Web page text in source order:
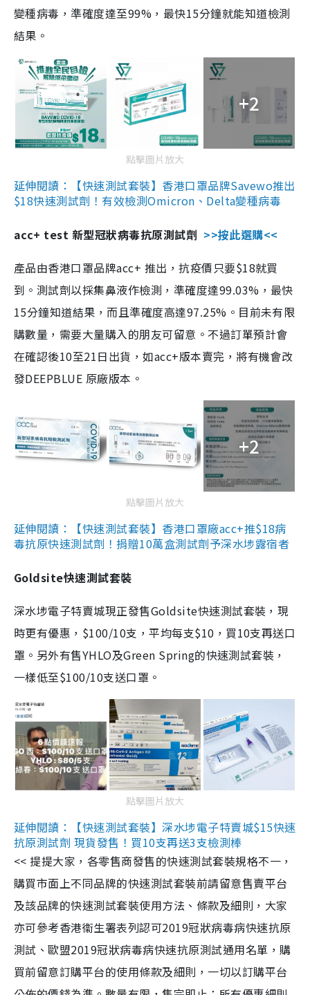
變種病毒，準確度達至99%，最快15分鐘就能知道檢測
結果。
+2
點擊圖片放大
延伸閱讀：【快速測試套裝】香港口罩品牌Savewo推出
$18快速測試劑！有效檢測Omicron、Delta變種病毒
acc+ test 新型冠狀病毒抗原測試劑 >>按此選購<<
產品由香港口罩品牌acc+ 推出，抗疫價只要$18就買
到。測試劑以採集鼻液作檢測，準確度達99.03%，最快
15分鐘知道結果，而且準確度高達97.25%。目前未有限
購數量，需要大量購入的朋友可留意。不過訂單預計會
在確認後10至21日出貨，如acc+版本賣完，將有機會改
發DEEPBLUE 原廠版本。
+2
點擊圖片放大
延伸閱讀：【快速測試套裝】香港口罩廠acc+推$18病
毒抗原快速測試劑！捐贈10萬盒測試劑予深水埗露宿者
Goldsite快速測試套裝
深水埗電子特賣城現正發售Goldsite快速測試套裝，現
時更有優惠，$100/10支，平均每支$10，買10支再送口
罩。另外有售YHLO及Green Spring的快速測試套裝，
一樣低至$100/10支送口罩。
點擊圖片放大
延伸閱讀：【快速測試套裝】深水埗電子特賣城$15快速
抗原測試劑 現貨發售！買10支再送3支檢測棒
<< 提提大家，各零售商發售的快速測試套裝規格不一，
購買市面上不同品牌的快速測試套裝前請留意售賣平台
及該品牌的快速測試套裝使用方法、條款及細則，大家
亦可參考香港衞生署表列認可2019冠狀病毒病快速抗原
測試、歐盟2019冠狀病毒病快速抗原測試通用名單，購
買前留意訂購平台的使用條款及細則，一切以訂購平台